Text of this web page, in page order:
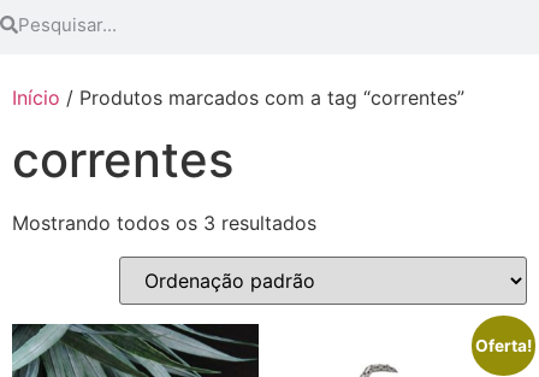
Início / Produtos marcados com a tag “correntes”
correntes
Mostrando todos os 3 resultados
Oferta!